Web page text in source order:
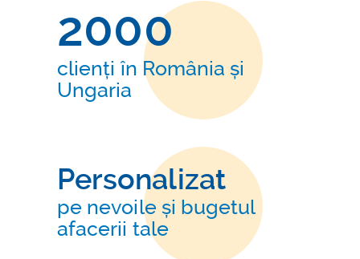
2000
clienți în România și
Ungaria
Personalizat
pe nevoile și bugetul
afacerii tale